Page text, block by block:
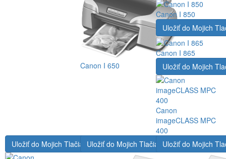
Canon I 650
Canon I 850
Uložiť do Mojich
Canon I 865
Uložiť do Mojich
Canon
imageCLASS MPC
400
Uložiť do Mojich TlačiarníUložiť do Mojich TlačiarníUložiť do Mojich